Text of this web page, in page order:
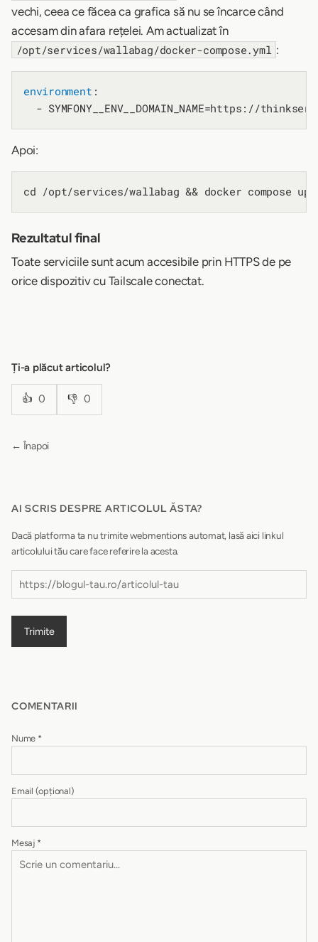
vechi, ceea ce făcea ca grafica să nu se încarce când
accesam din afara rețelei. Am actualizat în
/opt/services/wallabag/docker-compose.yml :
environment :
- SYMFONY__ENV__DOMAIN_NAME=https://
Apoi:
Rezultatul final
Toate serviciile sunt acum accesibile prin HTTPS de pe
orice dispozitiv cu Tailscale conectat.
Ți-a plăcut articolul?
👍 0 👎 0
← Înapoi
AI SCRIS DESPRE ARTICOLUL ĂSTA?
Dacă platforma ta nu trimite webmentions automat, lasă aici linkul
articolului tău care face referire la acesta.
Trimite
COMENTARII
Nume *
Email (opțional)
Mesaj *